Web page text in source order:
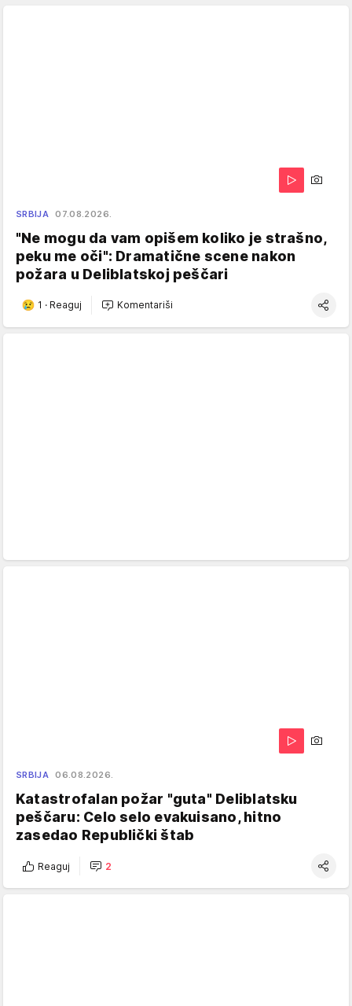
SRBIJA 07.08.2026.
"Ne mogu da vam opišem koliko je strašno,
peku me oči": Dramatične scene nakon
požara u Deliblatskoj peščari
1 · Reaguj Komentariši
SRBIJA 06.08.2026.
Katastrofalan požar "guta" Deliblatsku
peščaru: Celo selo evakuisano, hitno
zasedao Republički štab
Reaguj 2